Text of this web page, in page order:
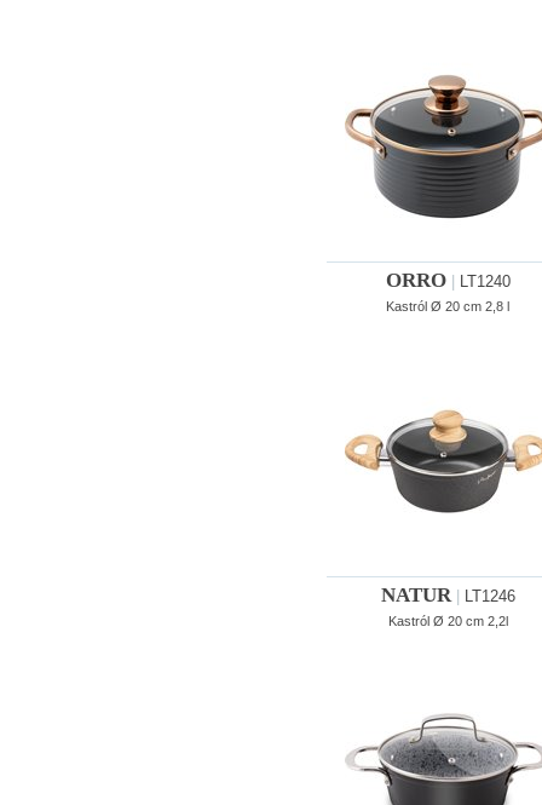
ORRO| LT1240
Kastról Ø 20 cm 2,8 l
NATUR| LT1246
Kastról Ø 20 cm 2,2l